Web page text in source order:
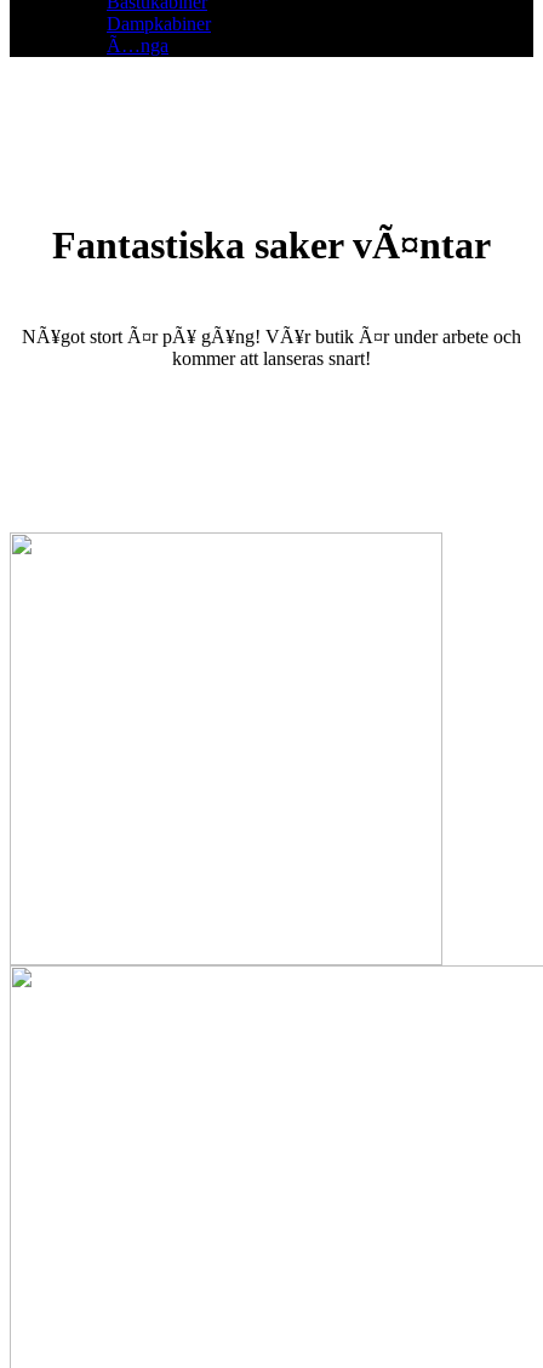
Dampkabiner
Ã…nga
Fantastiska saker vÃ¤ntar
NÃ¥got stort Ã¤r pÃ¥ gÃ¥ng! VÃ¥r butik Ã¤r under arbete och
kommer att lanseras snart!